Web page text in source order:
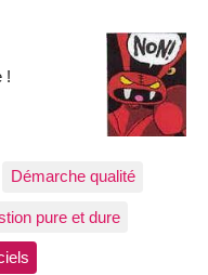
!
Démarche qualité
pure et dure